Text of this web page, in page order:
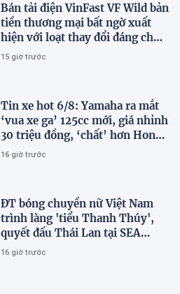
Bán tải điện VinFast VF Wild bản
tiền thương mại bất ngờ xuất
hiện với loạt thay đổi đáng chú
ý
15 giờ trước
Tin xe hot 6/8: Yamaha ra mắt
‘vua xe ga’ 125cc mới, giá nhỉnh
30 triệu đồng, ‘chất’ hơn Honda
Vision và SH Mode
16 giờ trước
ĐT bóng chuyền nữ Việt Nam
trình làng 'tiểu Thanh Thúy',
quyết đấu Thái Lan tại SEA
V.Cup 2026
16 giờ trước